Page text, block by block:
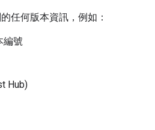
任何版本資訊，例如：
編號
Hub)